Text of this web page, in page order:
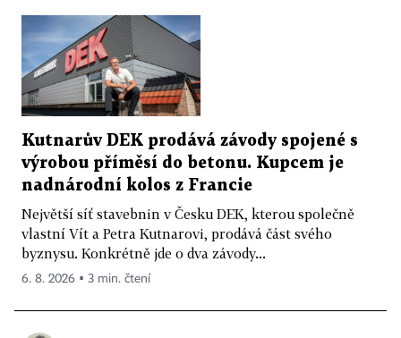
Kutnarův DEK prodává závody spojené s
výrobou příměsí do betonu. Kupcem je
nadnárodní kolos z Francie
Největší síť stavebnin v Česku DEK, kterou společně
vlastní Vít a Petra Kutnarovi, prodává část svého
byznysu. Konkrétně jde o dva závody...
6. 8. 2026 ▪ 3 min. čtení